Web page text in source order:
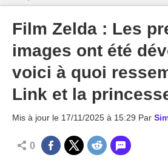
MGG
Film Zelda : Les
images ont été
voici à quoi
Link et la
Mis à jour le 17/11/2025 à 15:29 Par
0